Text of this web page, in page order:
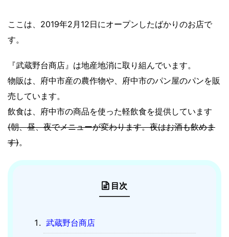
ここは、2019年2月12日にオープンしたばかりのお店で
す。
『武蔵野台商店』は地産地消に取り組んでいます。
物販は、府中市産の農作物や、府中市のパン屋のパンを販
売しています。
飲食は、府中市の商品を使った軽飲食を提供しています
(朝、昼、夜でメニューが変わります。夜はお酒も飲めま
す)。
目次
武蔵野台商店